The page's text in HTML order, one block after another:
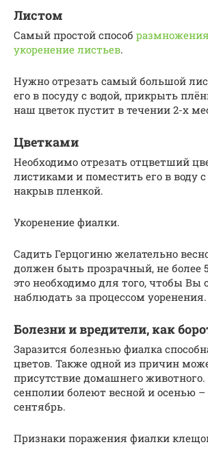
Листом
Самый простой способ
укоренение листьев.
Нужно отрезать самый большой
его в посуду с водой, прикрыть
наш цветок пустит в течении 2-х
Цветками
Необходимо отрезать отцветший
листиками и поместить его в воду
накрыв пленкой.
Укоренение фиалки.
Садить Герцогиню желательно
должен быть прозрачный, не более
это необходимо для того, чтобы Вы
наблюдать за процессом уоренения.
Болезни и вредители, как
Заразится болезнью фиалка
цветов. Также одной из причин
присутствие домашнего животного.
сенполии болеют весной и осенью
сентябрь.
Признаки поражения фиалки